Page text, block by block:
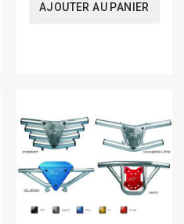
AJOUTER AU PANIER